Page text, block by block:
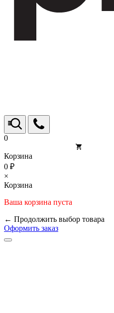
0
Корзина
0 ₽
×
Корзина
Ваша корзина пуста
← Продолжить выбор товара
Оформить заказ